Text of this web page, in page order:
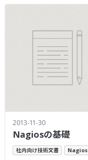
2013-11-30
Nagiosの基礎
社内向け技術文書 Nagios